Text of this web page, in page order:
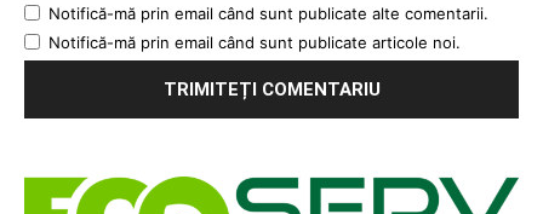
Notifică-mă prin email când sunt publicate alte comentarii.
Notifică-mă prin email când sunt publicate articole noi.